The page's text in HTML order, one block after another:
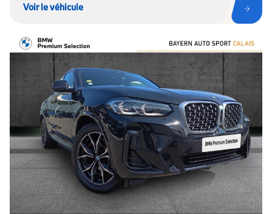
Voir le véhicule